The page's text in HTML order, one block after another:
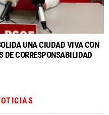
UNA CIUDAD VIVA CON
DE CORRESPONSABILIDAD